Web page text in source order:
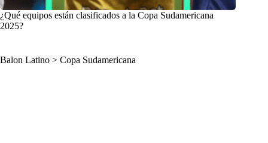
¿Qué equipos están clasificados a la Copa Sudamericana
2025?
Balon Latino > Copa Sudamericana